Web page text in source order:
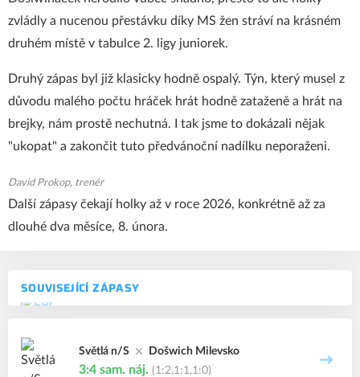
SOUVISEJÍCÍ ZÁPASY
Světlá n/S Došwich Milevsko
3:4 sam. náj. (1:2,1:1,1:0)
zvládly a nucenou přestávku díky MS žen stráví na krásném
druhém místě v tabulce 2. ligy juniorek.
Druhý zápas byl již klasicky hodně ospalý. Týn, který musel z
důvodu malého počtu hráček hrát hodně zataženě a hrát na
brejky, nám prostě nechutná. I tak jsme to dokázali nějak
"ukopat" a zakončit tuto předvánoční nadílku neporaženi.
David Prokop, trenér
Další zápasy čekají holky až v roce 2026, konkrétně až za
dlouhé dva měsíce, 8. února.